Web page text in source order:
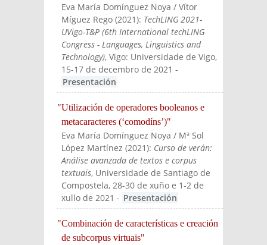
Eva María Domínguez Noya / Vítor
Míguez Rego (2021): TechLING 2021-
UVigo-T&P (6th International techLING
Congress - Languages, Linguistics and
Technology), Vigo: Universidade de Vigo,
15-17 de decembro de 2021 -
Presentación
"Utilización de operadores booleanos e
metacaracteres (‘comodíns’)"
Eva María Domínguez Noya / Mª Sol
López Martínez(2021): Curso de verán:
Análise avanzada de textos e corpus
textuais, Universidade de Santiago de
Compostela, 28-30 de xuño e 1-2 de
xullo de 2021 - Presentación
"Combinación de características e creación
de subcorpus virtuais"